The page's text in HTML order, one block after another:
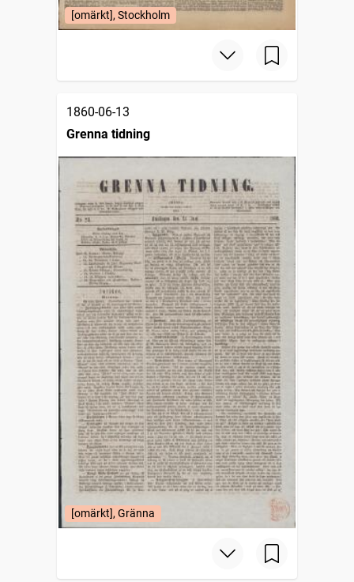
[omärkt], Stockholm
1860-06-13
Grenna tidning
[omärkt], Gränna